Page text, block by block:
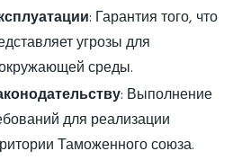
: Гарантия того, что
угрозы для
среды.
: Выполнение
для реализации
Таможенного союза.